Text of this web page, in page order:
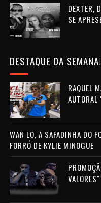
DEXTER,
SE
DESTAQUE DA SEMANA!
RAQUEL
AUTORAL
WAN LO, A SAFADINHA DO
FORRÓ DE KYLIE MINOGUE
VALORES"